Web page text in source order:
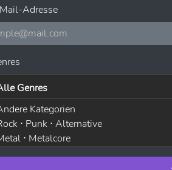
Adresse
Genres
Kategorien
⋅ Punk ⋅ Alternative
⋅ Metalcore